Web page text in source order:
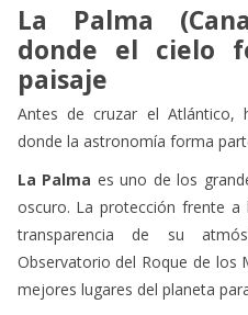
La Palma
donde el cielo
paisaje
Antes de cruzar el Atlántico,
donde la astronomía forma
La Palma es uno de los
oscuro. La protección frente a
transparencia de su
Observatorio del Roque de los
mejores lugares del planeta